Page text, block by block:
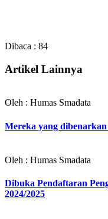
Dibaca : 84
Artikel Lainnya
Oleh : Humas Smadata
Mereka yang
Oleh : Humas Smadata
Dibuka Pendaftaran
2024/2025